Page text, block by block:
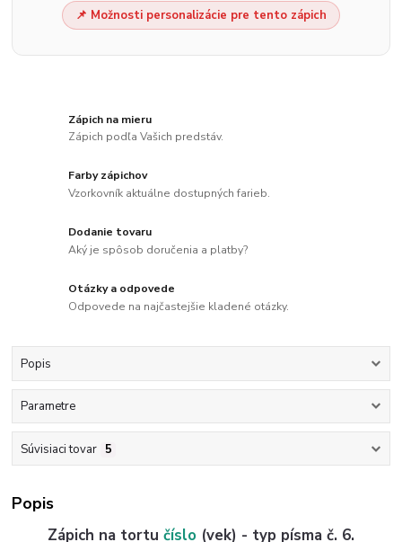
📌 Možnosti personalizácie pre tento zápich
Zápich na mieru
Zápich podľa Vašich predstáv.
Farby zápichov
Vzorkovník aktuálne dostupných farieb.
Dodanie tovaru
Aký je spôsob doručenia a platby?
Otázky a odpovede
Odpovede na najčastejšie kladené otázky.
Popis
Parametre
Súvisiaci tovar 5
Popis
Zápich na tortu číslo (vek) - typ písma č. 6.